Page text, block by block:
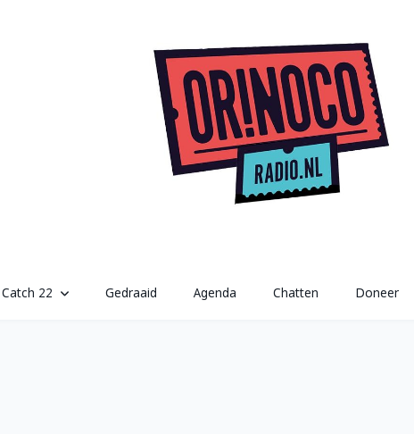
Catch 22 Gedraaid Agenda Chatten Doneer